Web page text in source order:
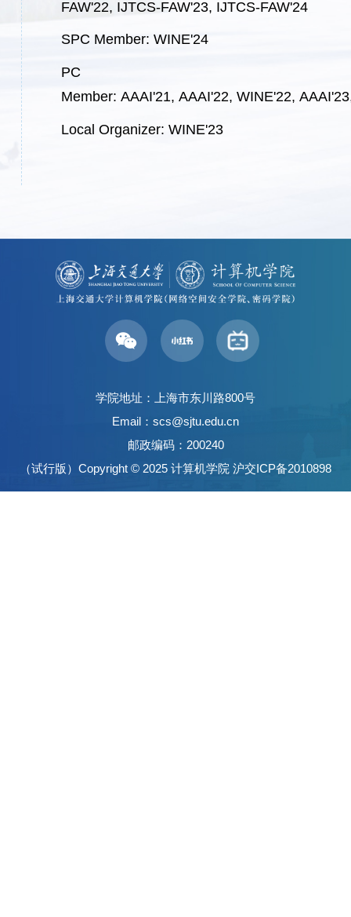
FAW'22, IJTCS-FAW'23, IJTCS-FAW'24
SPC Member:WINE'24
PC
Member:AAAI'21,AAAI'22,WINE'22,AAAI'23
Local Organizer:WINE'23
学院地址：上海市东川路800号
Email：scs@sjtu.edu.cn
邮政编码：200240
（试行版）Copyright © 2025 计算机学院 沪交ICP备2010898